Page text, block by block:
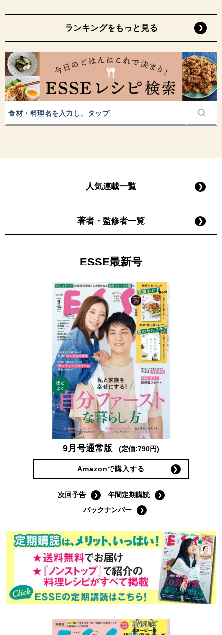
ランキングをもっと見る
人気連載一覧
著者・監修者一覧
ESSE最新号
9月号通常版 (定価:790円)
Amazonで購入する
次回予告
年間定期購読
バックナンバー